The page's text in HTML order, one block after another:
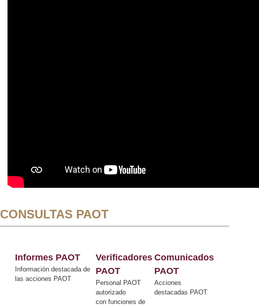
CONSULTAS PAOT
Informes PAOT
Información destacada de
las acciones PAOT
Verificadores
PAOT
Personal PAOT
autorizado
con funciones de
Comunicados
PAOT
Acciones
destacadas PAOT